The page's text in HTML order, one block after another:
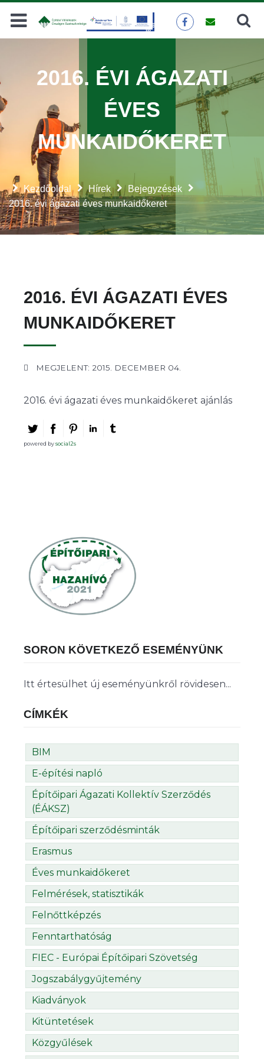
Keresés
Kezdőoldal Hírek
Bejegyzések
2016. évi ágazati éves munkaidőkeret
2016. ÉVI ÁGAZATI
ÉVES
MUNKAIDŐKERET
2016. ÉVI ÁGAZATI ÉVES
MUNKAIDŐKERET
MEGJELENT: 2015. DECEMBER 04.
2016. évi ágazati éves munkaidőkeret ajánlás
powered bysocial2s
SORON KÖVETKEZŐ ESEMÉNYÜNK
Itt értesülhet új eseményünkről rövidesen...
CÍMKÉK
BIM
E-építési napló
Építőipari Ágazati Kollektív Szerződés
(ÉÁKSZ)
Építőipari szerződésminták
Erasmus
Éves munkaidőkeret
Felmérések, statisztikák
Felnőttképzés
Fenntarthatóság
FIEC - Európai Építőipari Szövetség
Jogszabálygyűjtemény
Kiadványok
Kitüntetések
Közgyűlések